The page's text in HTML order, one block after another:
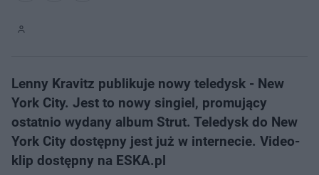
Lenny Kravitz publikuje nowy teledysk - New
York City. Jest to nowy singiel, promujący
ostatnio wydany album Strut. Teledysk do New
York City dostępny jest już w internecie. Video-
klip dostępny na ESKA.pl